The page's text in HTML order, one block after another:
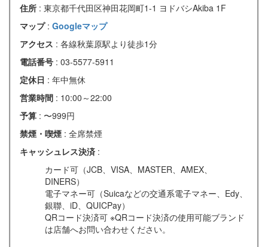
住所 : 東京都千代田区神田花岡町1-1 ヨドバシAkiba 1F
マップ : Googleマップ
アクセス : 各線秋葉原駅より徒歩1分
電話番号 : 03-5577-5911
定休日 : 年中無休
営業時間 : 10:00～22:00
予算 : 〜999円
禁煙・喫煙 : 全席禁煙
キャッシュレス決済 :
カード可（JCB、VISA、MASTER、AMEX、
DINERS）
電子マネー可（Suicaなどの交通系電子マネー、Edy、
銀聯、iD、QUICPay）
QRコード決済可 ※QRコード決済の使用可能ブランド
は店舗へお問い合わせください。